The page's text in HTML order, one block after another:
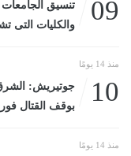
09
والكليات التى
منذ 14 يومًا
10
جوتيريش:
بوقف القتال فورا
منذ 14 يومًا